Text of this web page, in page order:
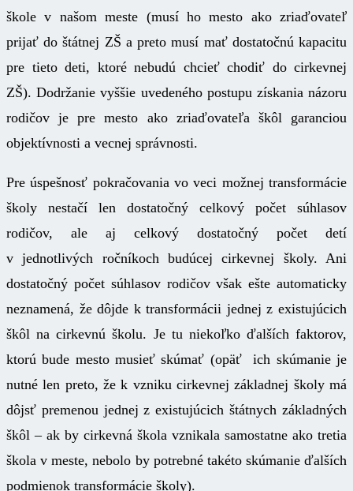
škole v našom meste (musí ho mesto ako zriaďovateľ
prijať do štátnej ZŠ a preto musí mať dostatočnú kapacitu
pre tieto deti, ktoré nebudú chcieť chodiť do cirkevnej
ZŠ). Dodržanie vyššie uvedeného postupu získania názoru
rodičov je pre mesto ako zriaďovateľa škôl garanciou
objektívnosti a vecnej správnosti.
Pre úspešnosť pokračovania vo veci možnej transformácie
školy nestačí len dostatočný celkový počet súhlasov
rodičov, ale aj celkový dostatočný počet detí
v jednotlivých ročníkoch budúcej cirkevnej školy. Ani
dostatočný počet súhlasov rodičov však ešte automaticky
neznamená, že dôjde k transformácii jednej z existujúcich
škôl na cirkevnú školu. Je tu niekoľko ďalších faktorov,
ktorú bude mesto musieť skúmať (opäť ich skúmanie je
nutné len preto, že k vzniku cirkevnej základnej školy má
dôjsť premenou jednej z existujúcich štátnych základných
škôl – ak by cirkevná škola vznikala samostatne ako tretia
škola v meste, nebolo by potrebné takéto skúmanie ďalších
podmienok transformácie školy).